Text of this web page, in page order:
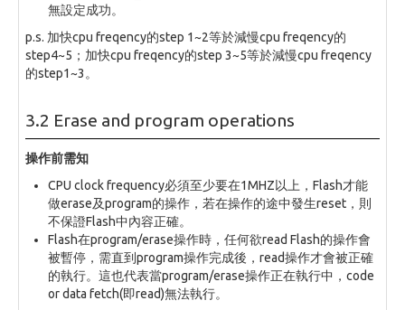
無設定成功。
p.s. 加快cpu freqency的step 1~2等於減慢cpu freqency的
step4~5；加快cpu freqency的step 3~5等於減慢cpu freqency
的step1~3。
3.2 Erase and program operations
操作前需知
CPU clock frequency必須至少要在1MHZ以上，Flash才能
做erase及program的操作，若在操作的途中發生reset，則
不保證Flash中內容正確。
Flash在program/erase操作時，任何欲read Flash的操作會
被暫停，需直到program操作完成後，read操作才會被正確
的執行。這也代表當program/erase操作正在執行中，code
or data fetch(即read)無法執行。